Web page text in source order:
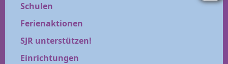
Schulen
Ferienaktionen
SJR unterstützen!
Einrichtungen